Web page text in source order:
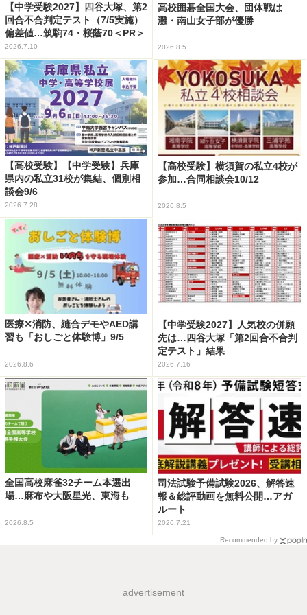
【中学受験2027】四谷大塚、第2
回合不合判定テスト（7/5実施）
偏差値…筑駒74・桜蔭70＜PR＞
2026.7.10
高校囲碁全国大会、団体戦は
灘・南山女子部が優勝
2026.8.5
【高校受験】【中学受験】兵庫
県内の私立31校が集結、個別相
談会9/6
2026.7.28
【高校受験】横須賀の私立4校が
参加…合同相談会10/12
2026.8.5
医療✕消防、縫合デモやAED講
習も「おしごと体験博」9/5
2026.8.6
【中学受験2027】人気校の併願
先は…四谷大塚「第2回合不合判
定テスト」結果
2026.7.16
全国高校麻雀32チーム本選出
場…麻布や大阪星光、東海も
2026.8.5
司法試験予備試験2026、解答速
報＆総評動画を無料公開…アガ
ルート
2026.7.21
Recommended by
advertisement